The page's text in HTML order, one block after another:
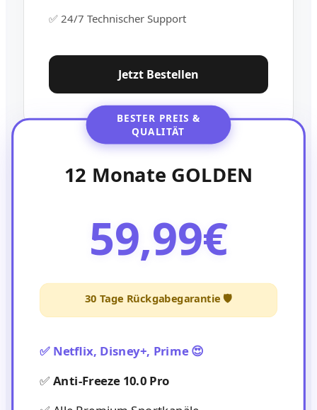
✅ 24/7 Technischer Support
Jetzt Bestellen
BESTER PREIS &
QUALITÄT
12 Monate GOLDEN
59,99€
30 Tage Rückgabegarantie 🛡️
✅ Netflix, Disney+, Prime 😍
✅ Anti-Freeze 10.0 Pro